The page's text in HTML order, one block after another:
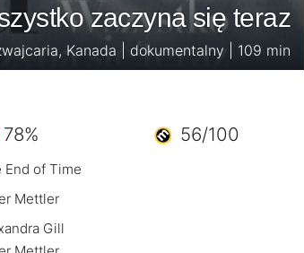
zaczyna się teraz
Kanada | dokumentalny | 109 min
78% 56/100
End of Time
Mettler
Gill